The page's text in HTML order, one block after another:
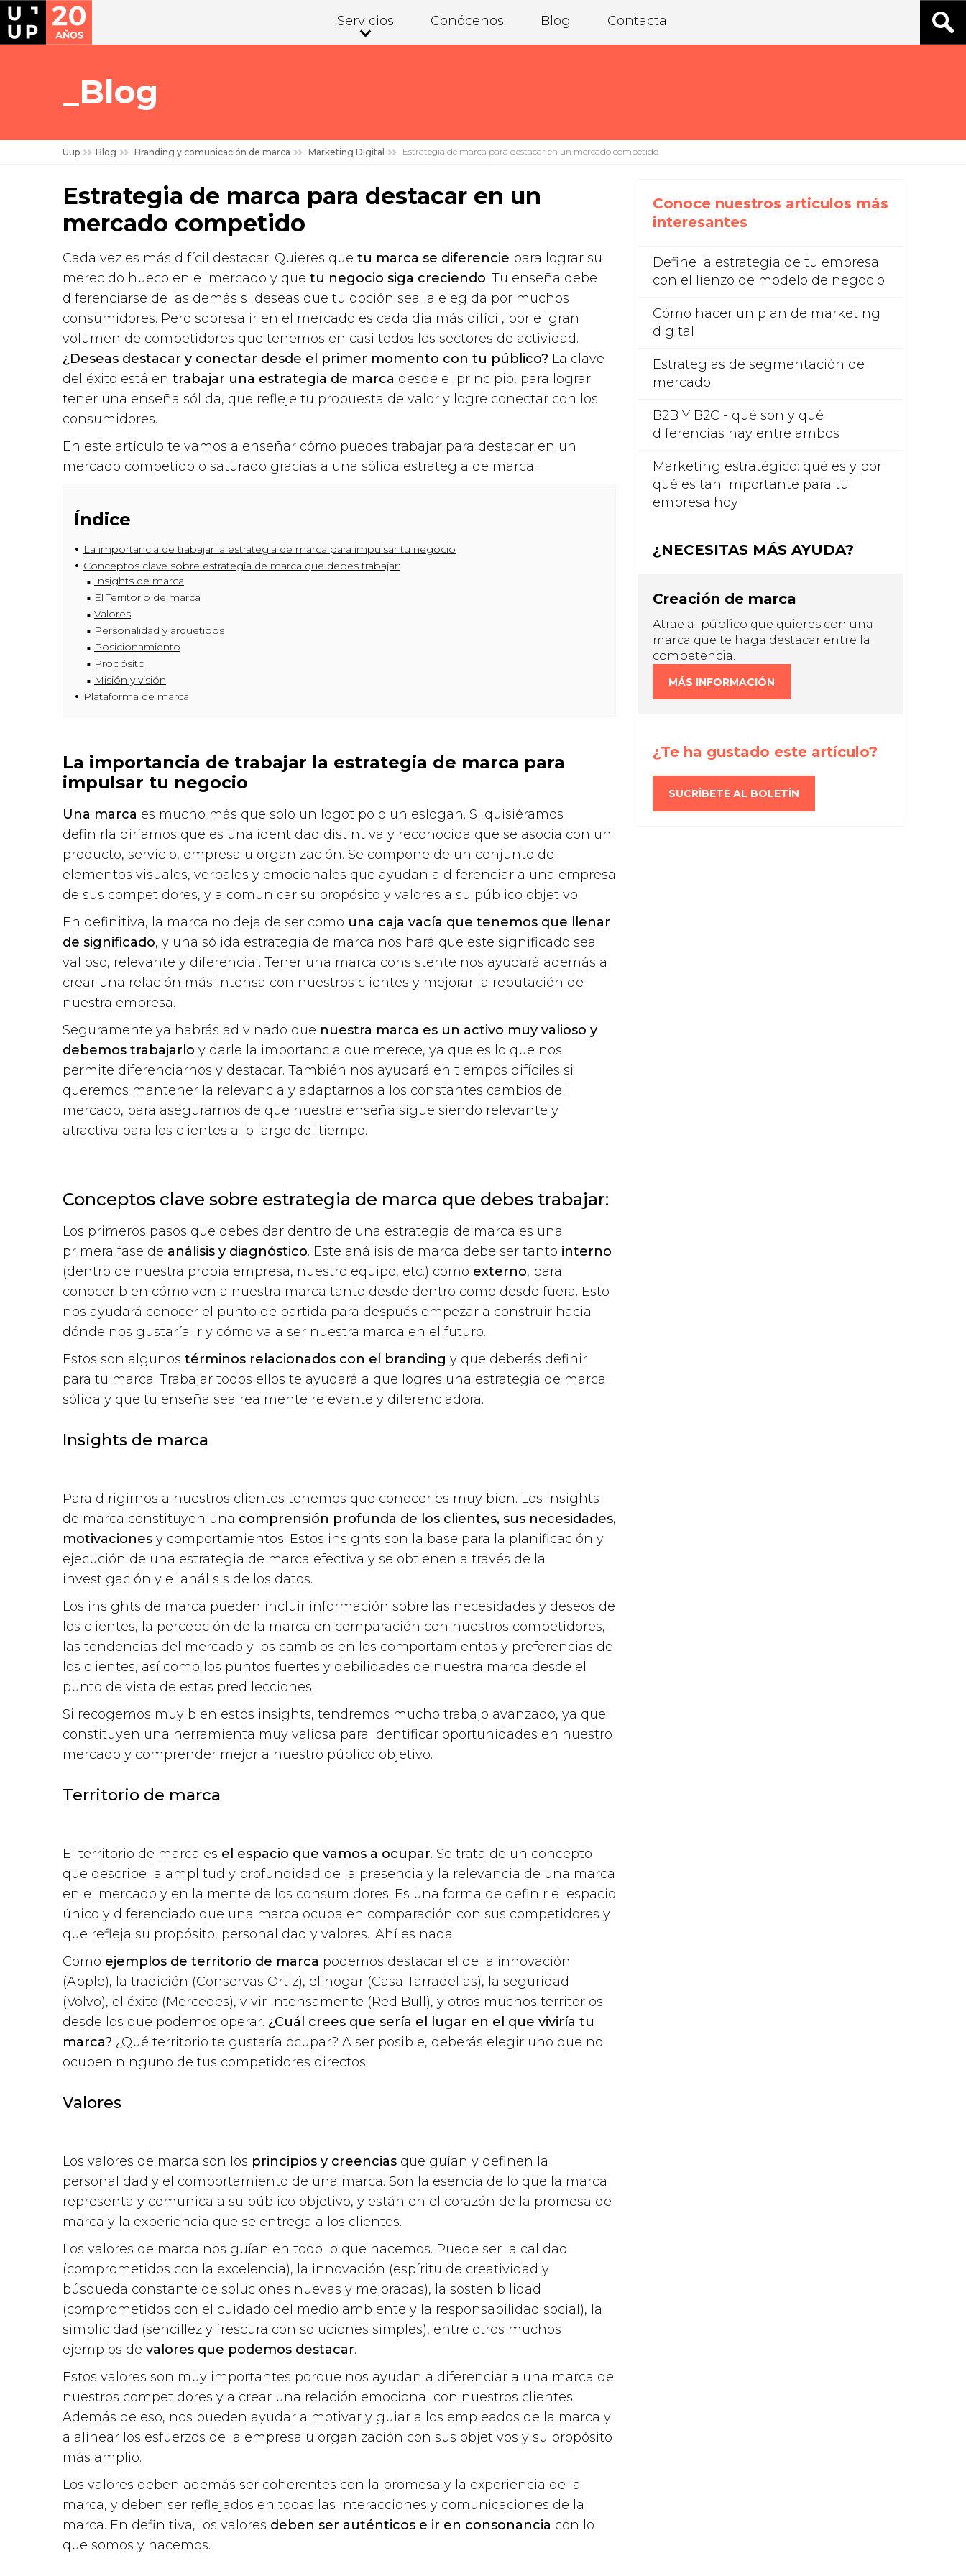
Servicios Conócenos Blog Contacta
Blog
Uup Blog Branding y comunicación de marca Marketing Digital Estrategia de marca para destacar en un mercado competido
Estrategia de marca para destacar en un
mercado competido
Cada vez es más difícil destacar. Quieres que tu marca se diferencie para lograr su
merecido hueco en el mercado y que tu negocio siga creciendo. Tu enseña debe
diferenciarse de las demás si deseas que tu opción sea la elegida por muchos
consumidores. Pero sobresalir en el mercado es cada día más difícil, por el gran
volumen de competidores que tenemos en casi todos los sectores de actividad.
¿Deseas destacar y conectar desde el primer momento con tu público? La clave
del éxito está en trabajar una estrategia de marca desde el principio, para lograr
tener una enseña sólida, que refleje tu propuesta de valor y logre conectar con los
consumidores.
En este artículo te vamos a enseñar cómo puedes trabajar para destacar en un
mercado competido o saturado gracias a una sólida estrategia de marca.
Índice
La importancia de trabajar la estrategia de marca para impulsar tu negocio
Conceptos clave sobre estrategia de marca que debes trabajar:
Insights de marca
El Territorio de marca
Valores
Personalidad y arquetipos
Posicionamiento
Propósito
Misión y visión
Plataforma de marca
La importancia de trabajar la estrategia de marca para
impulsar tu negocio
Una marca es mucho más que solo un logotipo o un eslogan. Si quisiéramos
definirla diríamos que es una identidad distintiva y reconocida que se asocia con un
producto, servicio, empresa u organización. Se compone de un conjunto de
elementos visuales, verbales y emocionales que ayudan a diferenciar a una empresa
de sus competidores, y a comunicar su propósito y valores a su público objetivo.
En definitiva, la marca no deja de ser como una caja vacía que tenemos que llenar
de significado, y una sólida estrategia de marca nos hará que este significado sea
valioso, relevante y diferencial. Tener una marca consistente nos ayudará además a
crear una relación más intensa con nuestros clientes y mejorar la reputación de
nuestra empresa.
Seguramente ya habrás adivinado que nuestra marca es un activo muy valioso y
debemos trabajarlo y darle la importancia que merece, ya que es lo que nos
permite diferenciarnos y destacar. También nos ayudará en tiempos difíciles si
queremos mantener la relevancia y adaptarnos a los constantes cambios del
mercado, para asegurarnos de que nuestra enseña sigue siendo relevante y
atractiva para los clientes a lo largo del tiempo.
Conceptos clave sobre estrategia de marca que debes trabajar:
Los primeros pasos que debes dar dentro de una estrategia de marca es una
primera fase de análisis y diagnóstico. Este análisis de marca debe ser tanto interno
(dentro de nuestra propia empresa, nuestro equipo, etc.) como externo, para
conocer bien cómo ven a nuestra marca tanto desde dentro como desde fuera. Esto
nos ayudará conocer el punto de partida para después empezar a construir hacia
dónde nos gustaría ir y cómo va a ser nuestra marca en el futuro.
Estos son algunos términos relacionados con el branding y que deberás definir
para tu marca. Trabajar todos ellos te ayudará a que logres una estrategia de marca
sólida y que tu enseña sea realmente relevante y diferenciadora.
Insights de marca
Para dirigirnos a nuestros clientes tenemos que conocerles muy bien. Los insights
de marca constituyen una comprensión profunda de los clientes, sus necesidades,
motivaciones y comportamientos. Estos insights son la base para la planificación y
ejecución de una estrategia de marca efectiva y se obtienen a través de la
investigación y el análisis de los datos.
Los insights de marca pueden incluir información sobre las necesidades y deseos de
los clientes, la percepción de la marca en comparación con nuestros competidores,
las tendencias del mercado y los cambios en los comportamientos y preferencias de
los clientes, así como los puntos fuertes y debilidades de nuestra marca desde el
punto de vista de estas predilecciones.
Si recogemos muy bien estos insights, tendremos mucho trabajo avanzado, ya que
constituyen una herramienta muy valiosa para identificar oportunidades en nuestro
mercado y comprender mejor a nuestro público objetivo.
Territorio de marca
El territorio de marca es el espacio que vamos a ocupar. Se trata de un concepto
que describe la amplitud y profundidad de la presencia y la relevancia de una marca
en el mercado y en la mente de los consumidores. Es una forma de definir el espacio
único y diferenciado que una marca ocupa en comparación con sus competidores y
que refleja su propósito, personalidad y valores. ¡Ahí es nada!
Como ejemplos de territorio de marca podemos destacar el de la innovación
(Apple), la tradición (Conservas Ortiz), el hogar (Casa Tarradellas), la seguridad
(Volvo), el éxito (Mercedes), vivir intensamente (Red Bull), y otros muchos territorios
desde los que podemos operar. ¿Cuál crees que sería el lugar en el que viviría tu
marca? ¿Qué territorio te gustaría ocupar? A ser posible, deberás elegir uno que no
ocupen ninguno de tus competidores directos.
Valores
Los valores de marca son los principios y creencias que guían y definen la
personalidad y el comportamiento de una marca. Son la esencia de lo que la marca
representa y comunica a su público objetivo, y están en el corazón de la promesa de
marca y la experiencia que se entrega a los clientes.
Los valores de marca nos guían en todo lo que hacemos. Puede ser la calidad
(comprometidos con la excelencia), la innovación (espíritu de creatividad y
búsqueda constante de soluciones nuevas y mejoradas), la sostenibilidad
(comprometidos con el cuidado del medio ambiente y la responsabilidad social), la
simplicidad (sencillez y frescura con soluciones simples), entre otros muchos
ejemplos de valores que podemos destacar.
Estos valores son muy importantes porque nos ayudan a diferenciar a una marca de
nuestros competidores y a crear una relación emocional con nuestros clientes.
Además de eso, nos pueden ayudar a motivar y guiar a los empleados de la marca y
a alinear los esfuerzos de la empresa u organización con sus objetivos y su propósito
más amplio.
Los valores deben además ser coherentes con la promesa y la experiencia de la
marca, y deben ser reflejados en todas las interacciones y comunicaciones de la
marca. En definitiva, los valores deben ser auténticos e ir en consonancia con lo
que somos y hacemos.
Conoce nuestros articulos más
interesantes
Define la estrategia de tu empresa
con el lienzo de modelo de negocio
Cómo hacer un plan de marketing
digital
Estrategias de segmentación de
mercado
B2B Y B2C - qué son y qué
diferencias hay entre ambos
Marketing estratégico: qué es y por
qué es tan importante para tu
empresa hoy
¿NECESITAS MÁS AYUDA?
Creación de marca
Atrae al público que quieres con una
marca que te haga destacar entre la
competencia.
MÁS INFORMACIÓN
¿Te ha gustado este artículo?
SUCRÍBETE AL BOLETÍN